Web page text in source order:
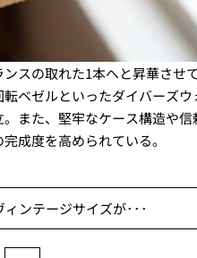
スの取れた1本へと昇華させ
ベゼルといったダイバーズ
また、堅牢なケース構造や信
成度を高められている。
ンテージサイズが･･･